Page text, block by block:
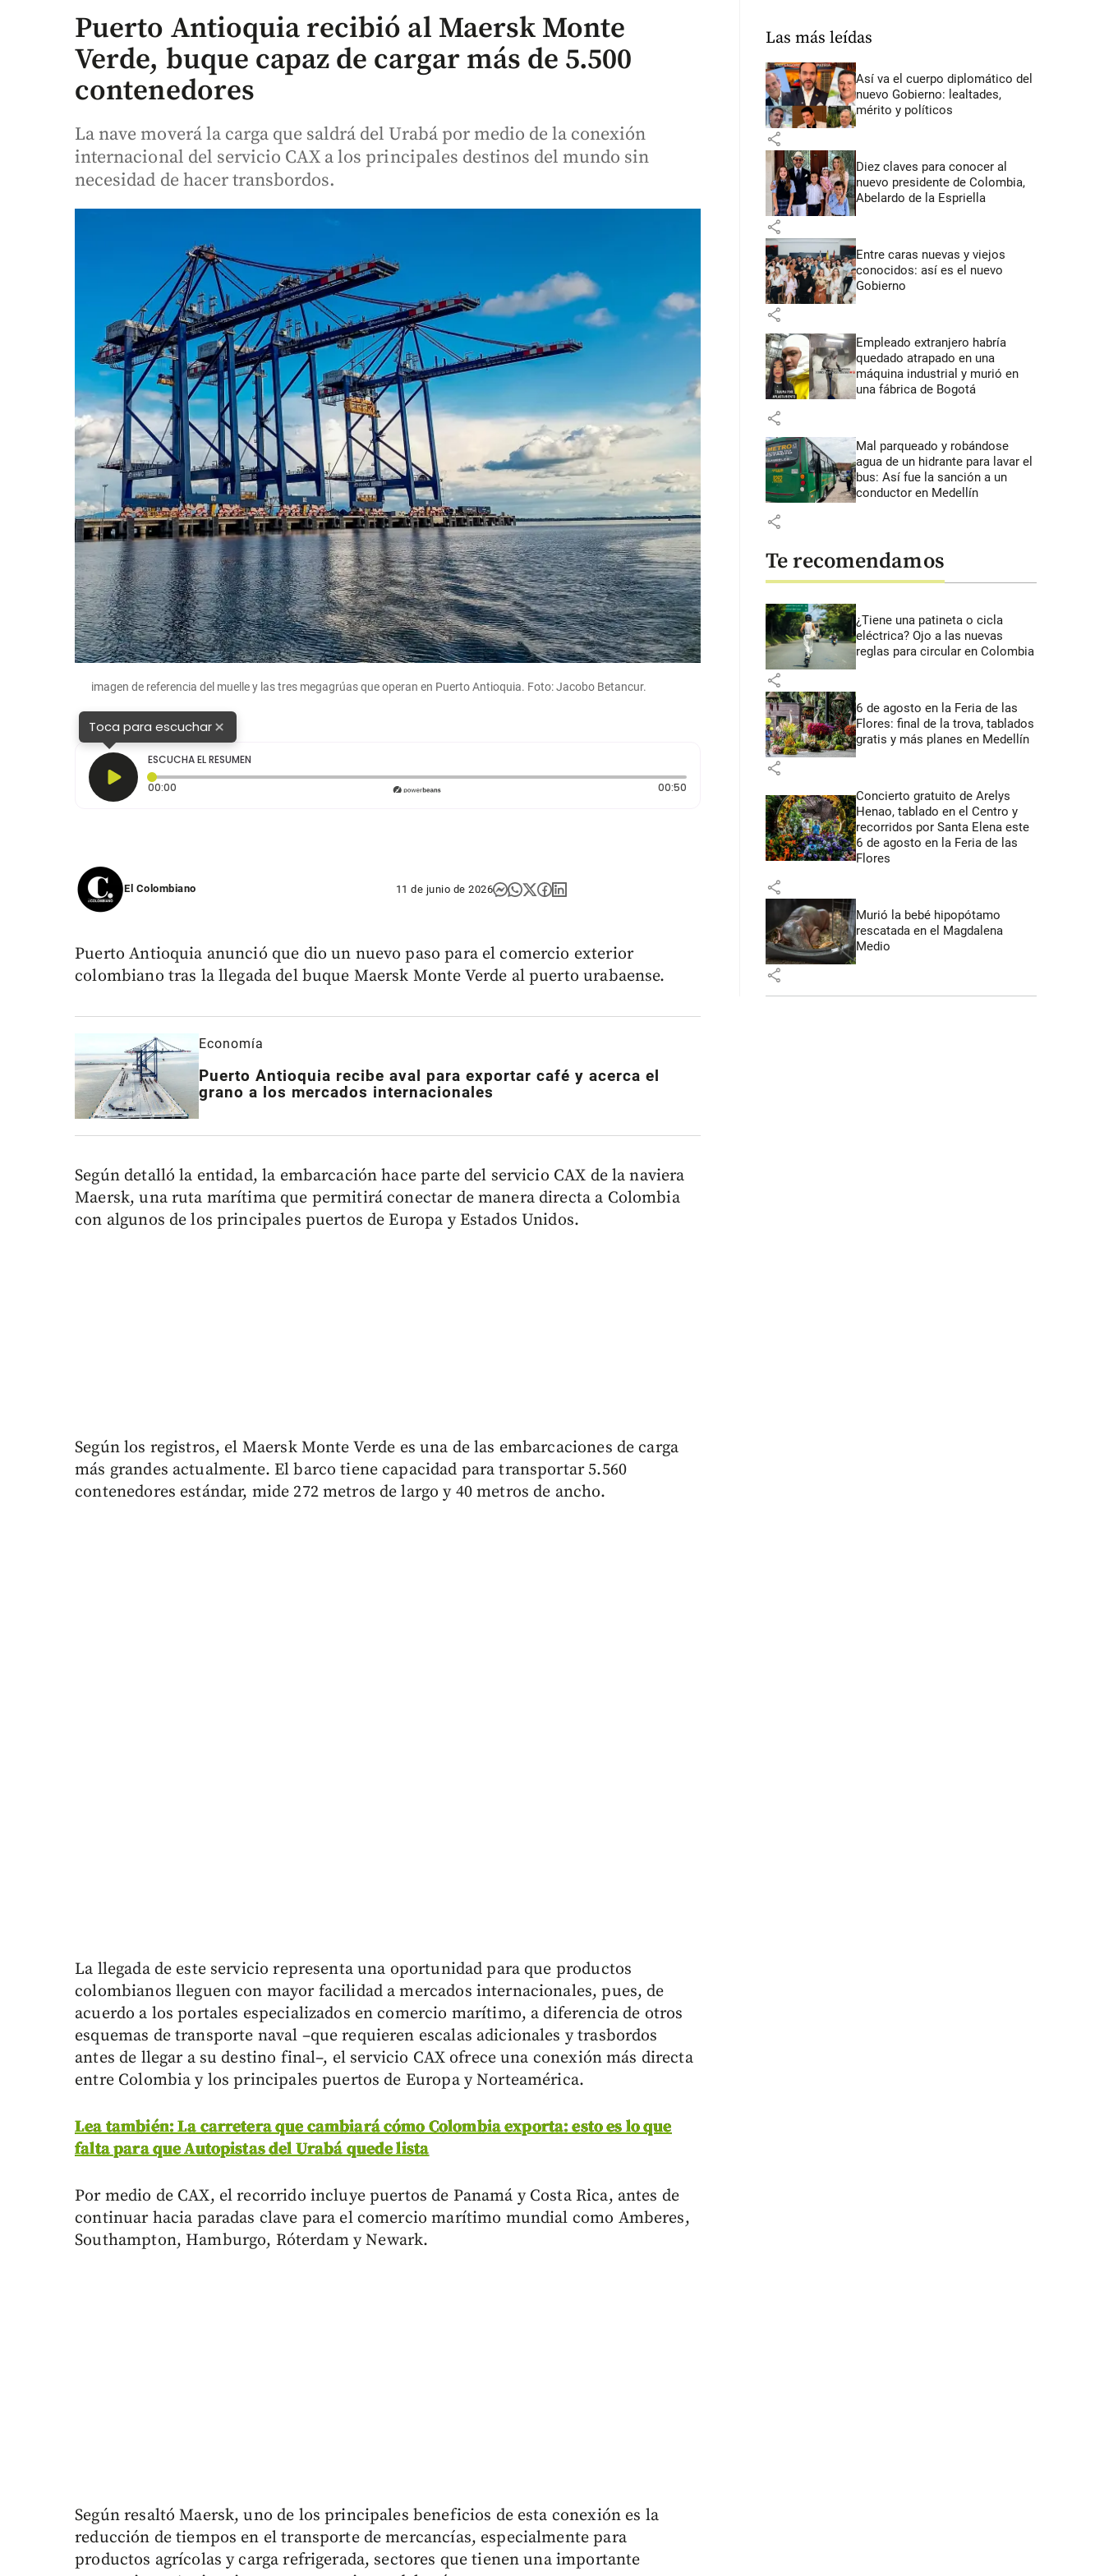
Puerto Antioquia recibió al Maersk Monte
Verde, buque capaz de cargar más de 5.500
contenedores
La nave moverá la carga que saldrá del Urabá por medio de la conexión
internacional del servicio CAX a los principales destinos del mundo sin
necesidad de hacer transbordos.
imagen de referencia del muelle y las tres megagrúas que operan en Puerto Antioquia. Foto: Jacobo Betancur.
Toca para escuchar×
ESCUCHA EL RESUMEN
00:00
00:50Duración: 50 segundos
El Colombiano 11 de junio de 2026
Puerto Antioquia anunció que dio un nuevo paso para el comercio exterior
colombiano tras la llegada del buque Maersk Monte Verde al puerto urabaense.
Economía
Puerto Antioquia recibe aval para exportar café y acerca el
grano a los mercados internacionales
Según detalló la entidad, la embarcación hace parte del servicio CAX de la naviera
Maersk, una ruta marítima que permitirá conectar de manera directa a Colombia
con algunos de los principales puertos de Europa y Estados Unidos.
Según los registros, el Maersk Monte Verde es una de las embarcaciones de carga
más grandes actualmente. El barco tiene capacidad para transportar 5.560
contenedores estándar, mide 272 metros de largo y 40 metros de ancho.
La llegada de este servicio representa una oportunidad para que productos
colombianos lleguen con mayor facilidad a mercados internacionales, pues, de
acuerdo a los portales especializados en comercio marítimo, a diferencia de otros
esquemas de transporte naval –que requieren escalas adicionales y trasbordos
antes de llegar a su destino final–, el servicio CAX ofrece una conexión más directa
entre Colombia y los principales puertos de Europa y Norteamérica.
Lea también: La carretera que cambiará cómo Colombia exporta: esto es lo que
falta para que Autopistas del Urabá quede lista
Por medio de CAX, el recorrido incluye puertos de Panamá y Costa Rica, antes de
continuar hacia paradas clave para el comercio marítimo mundial como Amberes,
Southampton, Hamburgo, Róterdam y Newark.
Según resaltó Maersk, uno de los principales beneficios de esta conexión es la
reducción de tiempos en el transporte de mercancías, especialmente para
productos agrícolas y carga refrigerada, sectores que tienen una importante
Las más leídas
Así va el cuerpo diplomático del
nuevo Gobierno: lealtades,
mérito y políticos
share
Diez claves para conocer al
nuevo presidente de Colombia,
Abelardo de la Espriella
share
Entre caras nuevas y viejos
conocidos: así es el nuevo
Gobierno
share
Empleado extranjero habría
quedado atrapado en una
máquina industrial y murió en
una fábrica de Bogotá
share
Mal parqueado y robándose
agua de un hidrante para lavar el
bus: Así fue la sanción a un
conductor en Medellín
share
Te recomendamos
¿Tiene una patineta o cicla
eléctrica? Ojo a las nuevas
reglas para circular en Colombia
share
6 de agosto en la Feria de las
Flores: final de la trova, tablados
gratis y más planes en Medellín
share
Concierto gratuito de Arelys
Henao, tablado en el Centro y
recorridos por Santa Elena este
6 de agosto en la Feria de las
Flores
share
Murió la bebé hipopótamo
rescatada en el Magdalena
Medio
share